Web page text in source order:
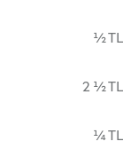
½ TL
2 ½ TL
¼ TL